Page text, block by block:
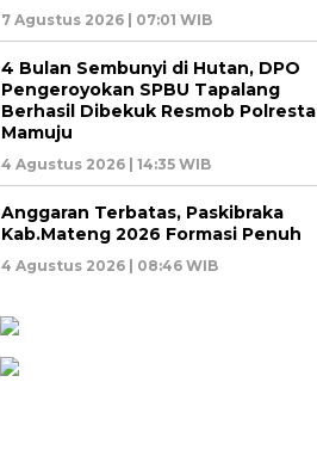
7 Agustus 2026 | 07:01 WIB
4 Bulan Sembunyi di Hutan, DPO
Pengeroyokan SPBU Tapalang
Berhasil Dibekuk Resmob Polresta
Mamuju
4 Agustus 2026 | 14:35 WIB
Anggaran Terbatas, Paskibraka
Kab.Mateng 2026 Formasi Penuh
4 Agustus 2026 | 08:46 WIB